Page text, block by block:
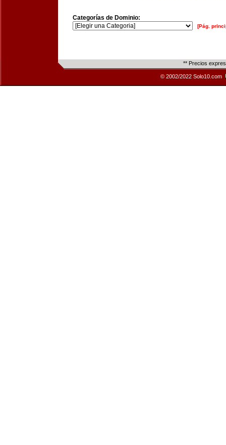
Categorías de Dominio:
[Pág.
** Precios
© 2002/2022 Solo10.com